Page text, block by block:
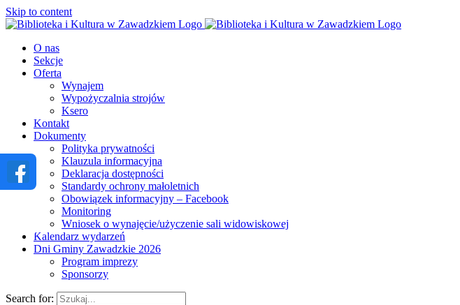
Skip to content
O nas
Sekcje
Oferta
Wynajem
Wypożyczalnia strojów
Ksero
Kontakt
Dokumenty
Polityka prywatności
Klauzula informacyjna
Deklaracja dostępności
Standardy ochrony małoletnich
Obowiązek informacyjny – Facebook
Monitoring
Wniosek o wynajęcie/użyczenie sali widowiskowej
Kalendarz wydarzeń
Dni Gminy Zawadzkie 2026
Program imprezy
Sponsorzy
Search for: